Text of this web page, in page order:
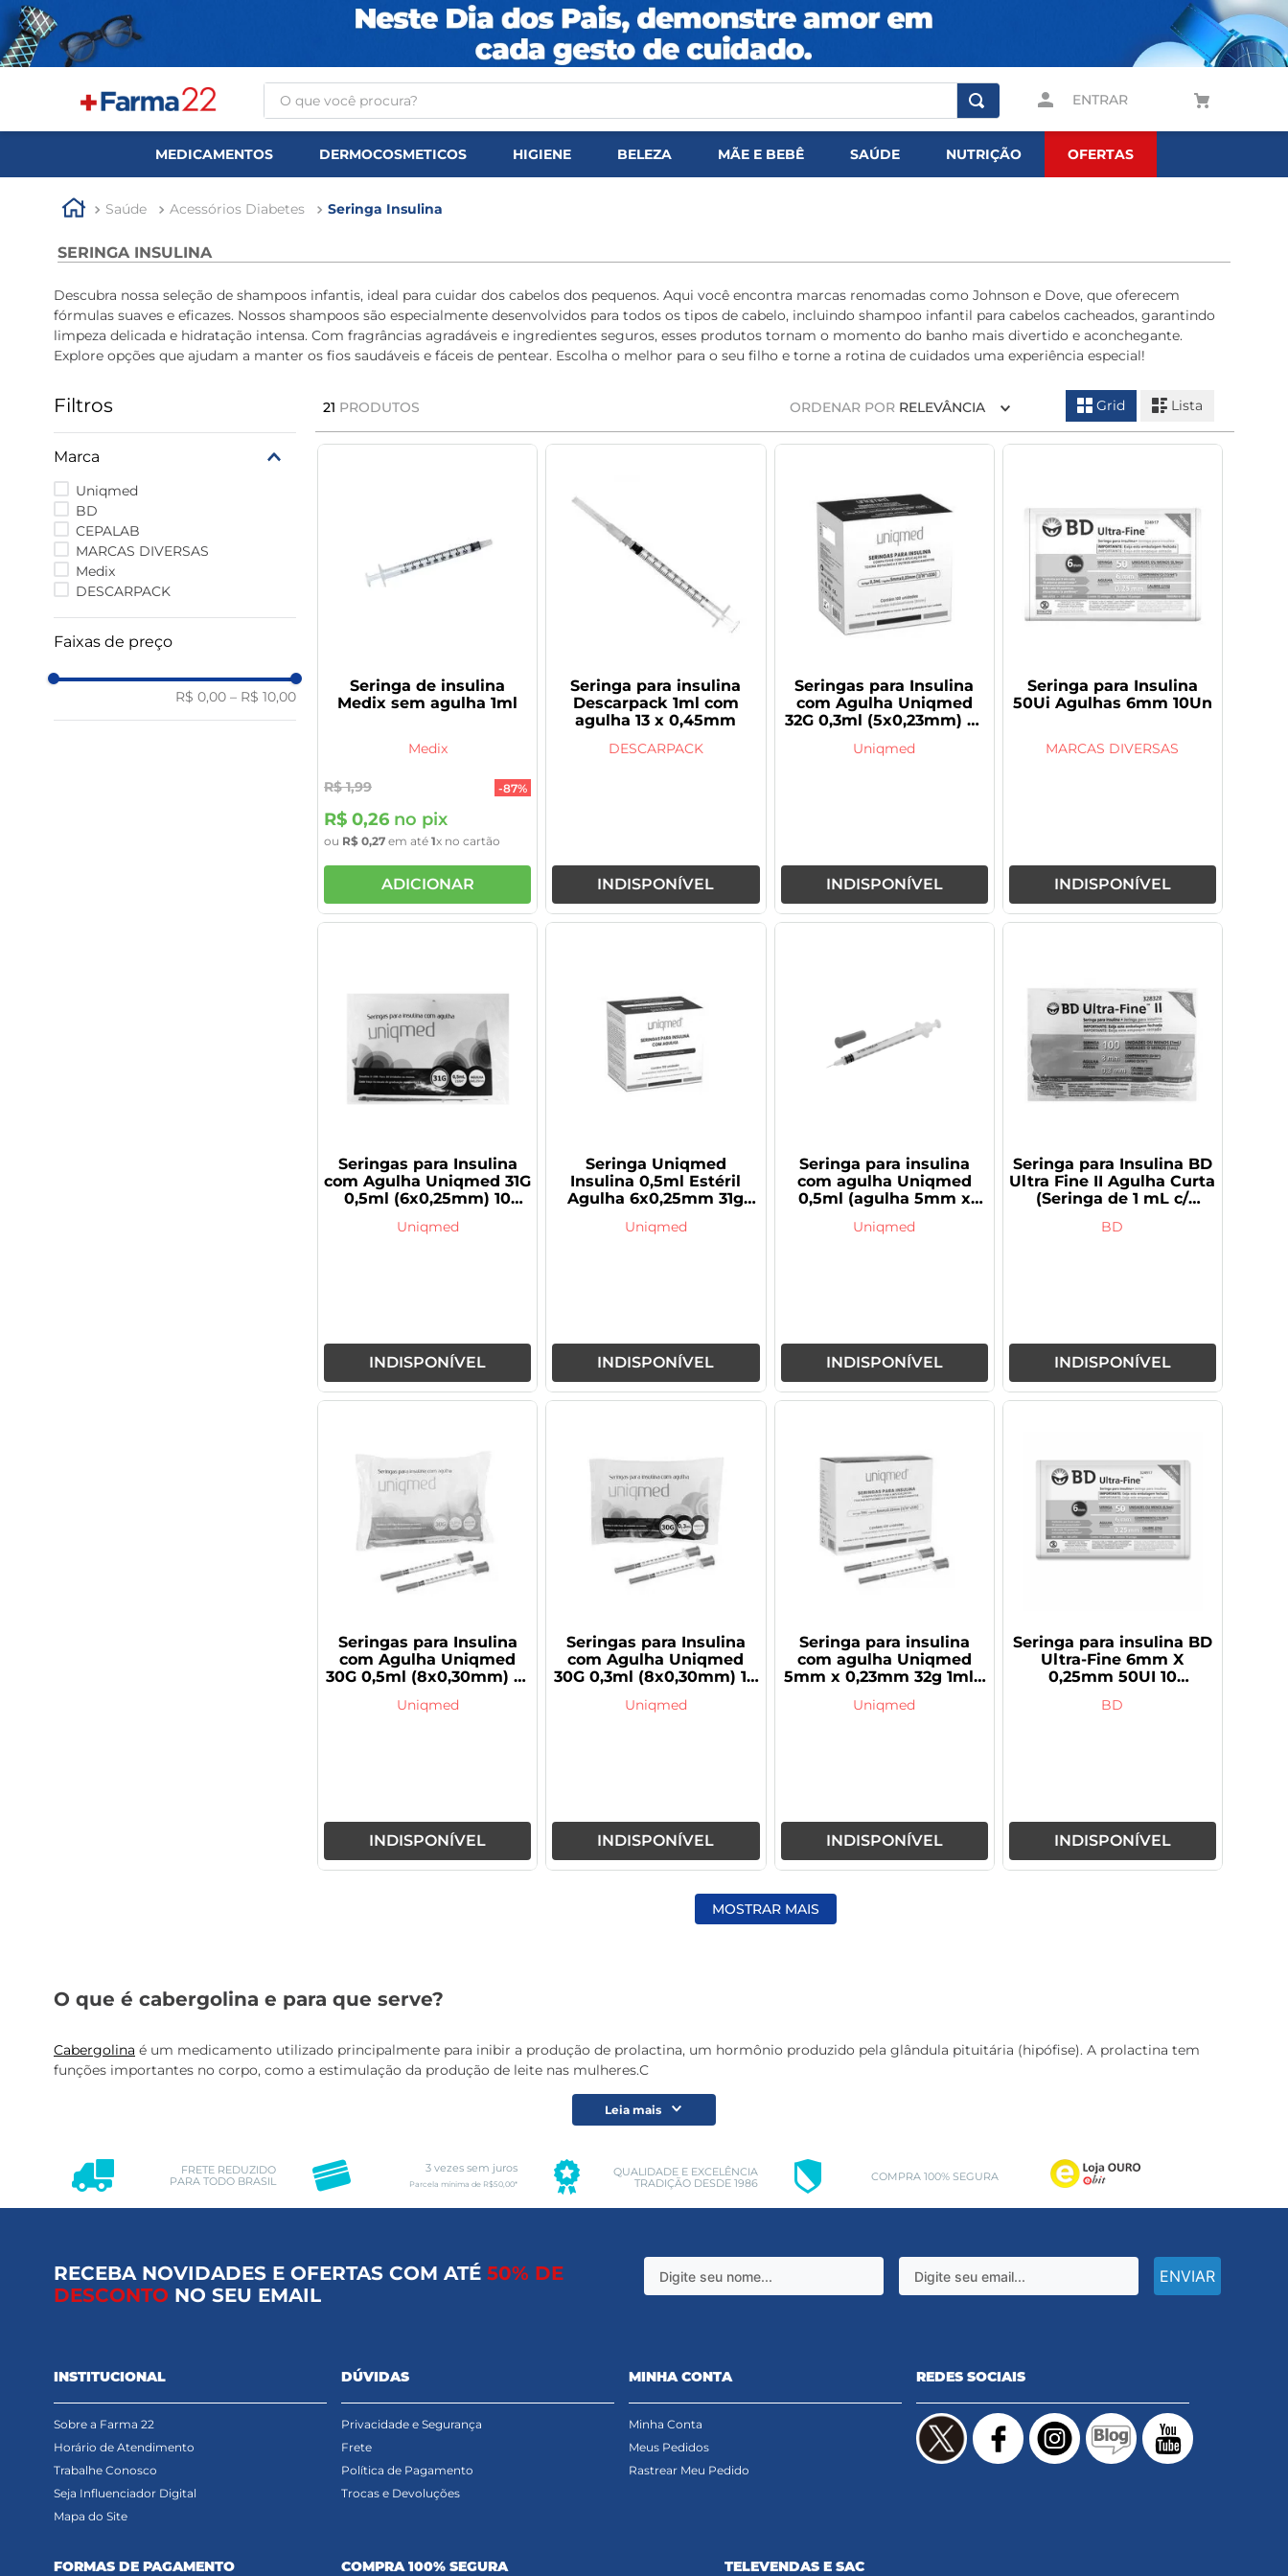
O que você procura?
2º
rosuvastatina 20mg
5º
nutridrink
6º
rosuvastatina
tadalafila 5mg
9º
rivaroxabana 20mg
ENTRAR
MEDICAMENTOS DERMOCOSMETICOS HIGIENE BELEZA MÃE E BEBÊ SAÚDE NUTRIÇÃO OFERTAS
Saúde Acessórios Diabetes Seringa Insulina
SERINGA INSULINA
Descubra nossa seleção de shampoos infantis, ideal para cuidar dos cabelos dos pequenos. Aqui você encontra marcas renomadas como Johnson e Dove, que oferecem
fórmulas suaves e eficazes. Nossos shampoos são especialmente desenvolvidos para todos os tipos de cabelo, incluindo shampoo infantil para cabelos cacheados, garantindo
limpeza delicada e hidratação intensa. Com fragrâncias agradáveis e ingredientes seguros, esses produtos tornam o momento do banho mais divertido e aconchegante.
Explore opções que ajudam a manter os fios saudáveis e fáceis de pentear. Escolha o melhor para o seu filho e torne a rotina de cuidados uma experiência especial!
Filtros
Marca
Uniqmed
BD
CEPALAB
MARCAS DIVERSAS
Medix
DESCARPACK
Faixas de preço
R$ 0,00 – R$ 10,00
21 PRODUTOS ORDENAR POR RELEVÂNCIA Grid Lista
Seringa de insulina
Medix sem agulha 1ml
Medix
R$ 1,99 -87%
R$ 0,26 no pix
ou R$ 0,27 em até 1x no cartão
ADICIONAR
Seringa para insulina
Descarpack 1ml com
agulha 13 x 0,45mm
DESCARPACK
INDISPONÍVEL
Seringas para Insulina
com Agulha Uniqmed
32G 0,3ml (5x0,23mm) 01
Uniqmed
INDISPONÍVEL
Seringa para Insulina
50Ui Agulhas 6mm 10Un
MARCAS DIVERSAS
INDISPONÍVEL
Seringas para Insulina
com Agulha Uniqmed 31G
0,5ml (6x0,25mm) 10
Uniqmed
INDISPONÍVEL
Seringa Uniqmed
Insulina 0,5ml Estéril
Agulha 6x0,25mm 31g
Uniqmed
INDISPONÍVEL
Seringa para insulina
com agulha Uniqmed
0,5ml (agulha 5mm x
Uniqmed
INDISPONÍVEL
Seringa para Insulina BD
Ultra Fine II Agulha Curta
(Seringa de 1 mL c/
0,3mm) 10 Unidades
BD
INDISPONÍVEL
Seringas para Insulina
com Agulha Uniqmed
30G 0,5ml (8x0,30mm) 10
Uniqmed
INDISPONÍVEL
Seringas para Insulina
com Agulha Uniqmed
30G 0,3ml (8x0,30mm) 10
Uniqmed
INDISPONÍVEL
Seringa para insulina
com agulha Uniqmed
5mm x 0,23mm 32g 1ml 1
Uniqmed
INDISPONÍVEL
Seringa para insulina BD
Ultra-Fine 6mm X
0,25mm 50UI 10
BD
INDISPONÍVEL
MOSTRAR MAIS
O que é cabergolina e para que serve?
Cabergolina é um medicamento utilizado principalmente para inibir a produção de prolactina, um hormônio produzido pela glândula pituitária (hipófise). A prolactina tem
funções importantes no corpo, como a estimulação da produção de leite nas mulheres.C
Leia mais
FRETE REDUZIDO
PARA TODO BRASIL
3 vezes sem juros
Parcela mínima de R$50,00*
QUALIDADE E EXCELÊNCIA
TRADIÇÃO DESDE 1986
COMPRA 100% SEGURA
RECEBA NOVIDADES E OFERTAS COM ATÉ 50% DE
DESCONTO NO SEU EMAIL
ENVIAR
INSTITUCIONAL
Sobre a Farma 22
Horário de Atendimento
Trabalhe Conosco
Seja Influenciador Digital
Mapa do Site
DÚVIDAS
Privacidade e Segurança
Frete
Política de Pagamento
Trocas e Devoluções
MINHA CONTA
Minha Conta
Meus Pedidos
Rastrear Meu Pedido
REDES SOCIAIS
FORMAS DE PAGAMENTO COMPRA 100% SEGURA TELEVENDAS E SAC